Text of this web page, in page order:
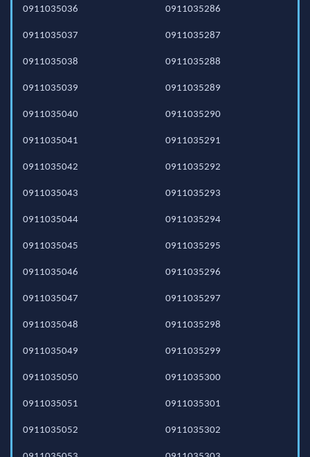
0911035036
0911035037
0911035038
0911035039
0911035040
0911035041
0911035042
0911035043
0911035044
0911035045
0911035046
0911035047
0911035048
0911035049
0911035050
0911035051
0911035052
0911035286
0911035287
0911035288
0911035289
0911035290
0911035291
0911035292
0911035293
0911035294
0911035295
0911035296
0911035297
0911035298
0911035299
0911035300
0911035301
0911035302